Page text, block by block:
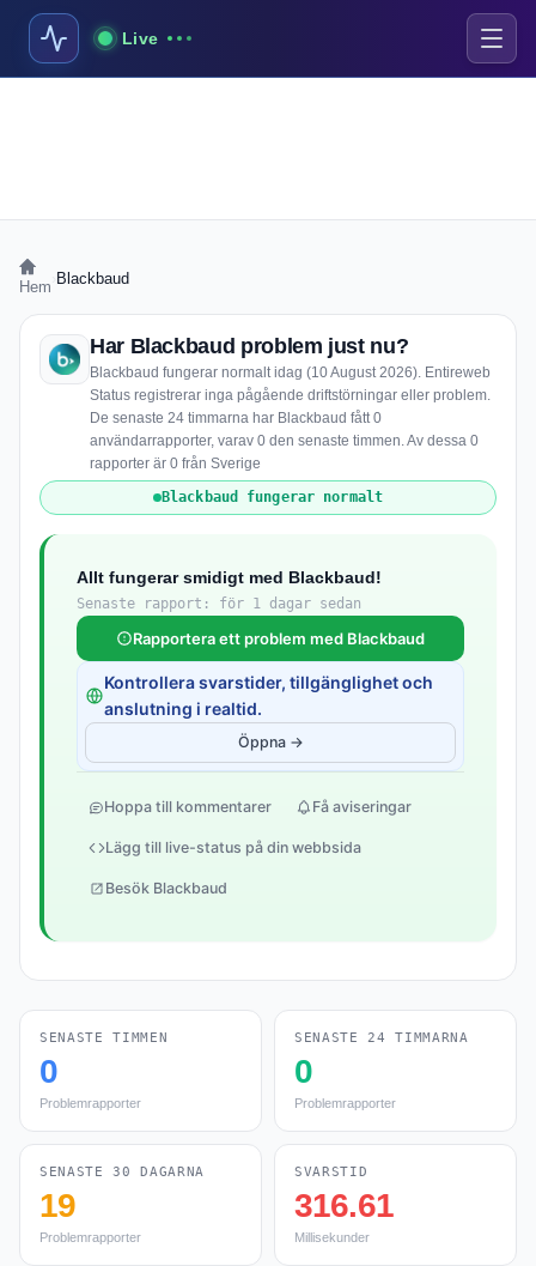
Live
Hem Blackbaud
Har Blackbaud problem just nu?
Blackbaud fungerar normalt idag (10 August 2026). Entireweb
Status registrerar inga pågående driftstörningar eller problem.
De senaste 24 timmarna har Blackbaud fått 0
användarrapporter, varav 0 den senaste timmen. Av dessa 0
rapporter är 0 från Sverige
Blackbaud fungerar normalt
Allt fungerar smidigt med Blackbaud!
Senaste rapport: för 1 dagar sedan
Rapportera ett problem med Blackbaud
Kontrollera svarstider, tillgänglighet och
anslutning i realtid.
Öppna →
Hoppa till kommentarer Få aviseringar
Lägg till live-status på din webbsida
Besök Blackbaud
SENASTE TIMMEN
0
Problemrapporter
SENASTE 24 TIMMARNA
0
Problemrapporter
SENASTE 30 DAGARNA
19
Problemrapporter
SVARSTID
316.61
Millisekunder